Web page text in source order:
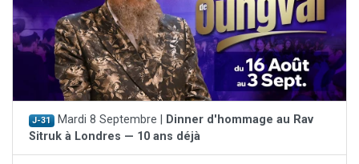
J-31 Mardi 8 Septembre |
Dinner d'hommage au Rav
Sitruk à Londres — 10 ans déjà